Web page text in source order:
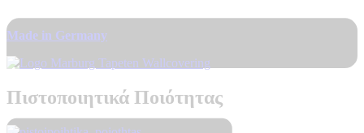
Made in Germany
Πιστοποιητικά Ποιότητας